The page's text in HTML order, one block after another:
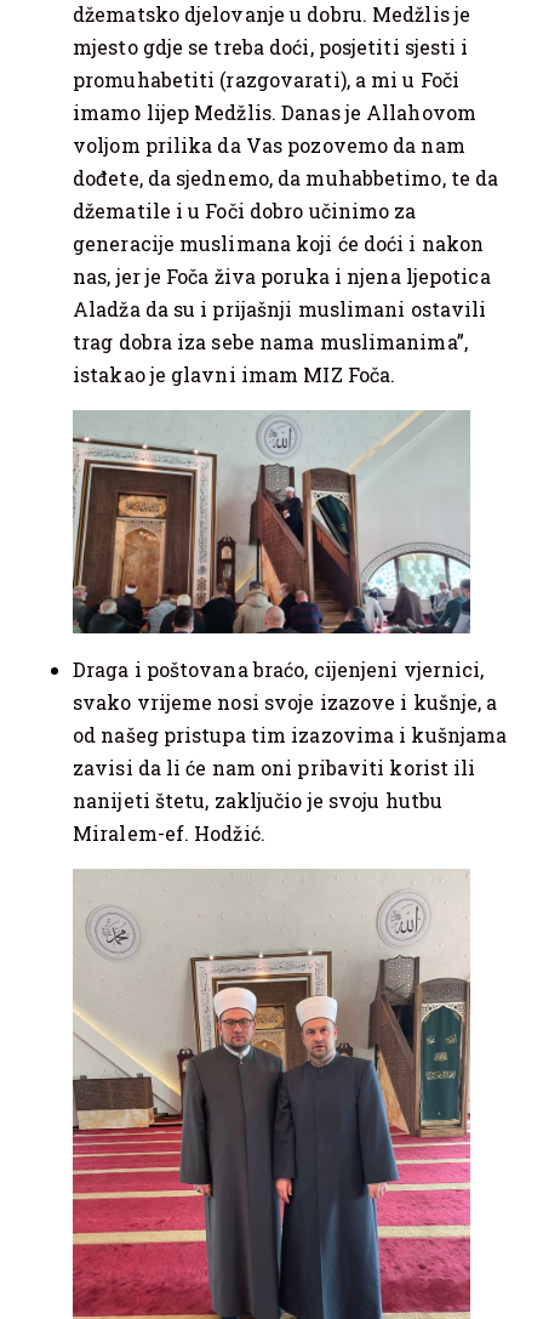
džematsko djelovanje u dobru. Medžlis je
mjesto gdje se treba doći, posjetiti sjesti i
promuhabetiti (razgovarati), a mi u Foči
imamo lijep Medžlis. Danas je Allahovom
voljom prilika da Vas pozovemo da nam
dođete, da sjednemo, da muhabbetimo, te da
džematile i u Foči dobro učinimo za
generacije muslimana koji će doći i nakon
nas, jer je Foča živa poruka i njena ljepotica
Aladža da su i prijašnji muslimani ostavili
trag dobra iza sebe nama muslimanima”,
istakao je glavni imam MIZ Foča.
Draga i poštovana braćo, cijenjeni vjernici,
svako vrijeme nosi svoje izazove i kušnje, a
od našeg pristupa tim izazovima i kušnjama
zavisi da li će nam oni pribaviti korist ili
nanijeti štetu, zaključio je svoju hutbu
Miralem-ef. Hodžić.